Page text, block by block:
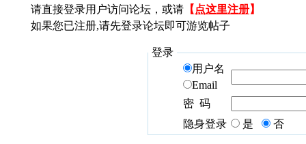
请直接登录用户访问论坛，或请 【 点这里注册】
如果您已注册,请先登录论坛即可游览帖子
登录
用户名
Email
密 码
隐身登录
是 否